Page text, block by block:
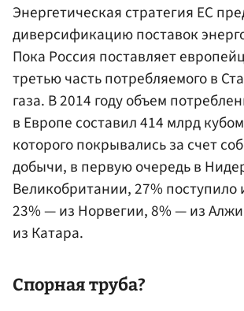
Энергетическая стратегия ЕС
диверсификацию поставок
Пока Россия поставляет
третью часть потребляемого в
газа. В 2014 году объем
в Европе составил 414 млрд
которого покрывались за счет
добычи, в первую очередь в
Великобритании, 27% поступило
23% — из Норвегии, 8% — из
из Катара.
Спорная труба?